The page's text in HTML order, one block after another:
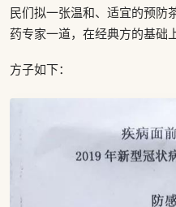
民们拟一张温和、适宜的预防
药专家一道，在经典方的基础
方子如下：